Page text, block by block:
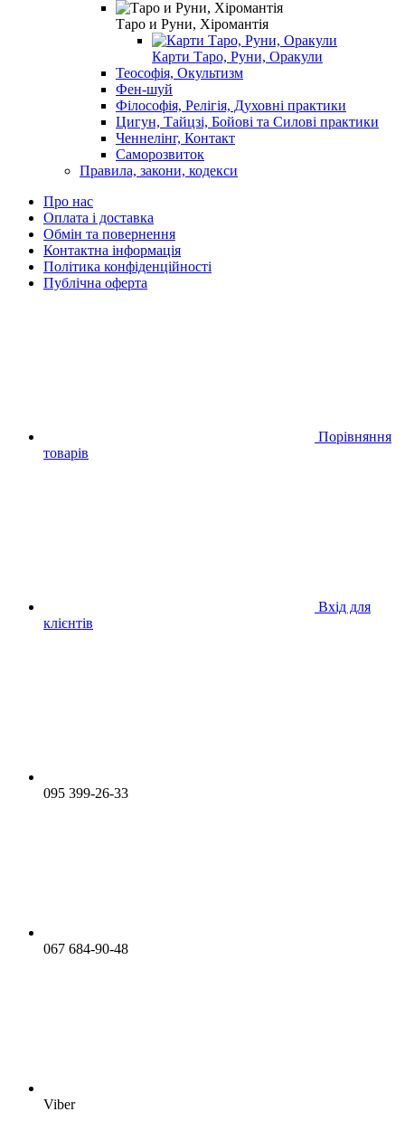
Таро и Руни, Хіромантія
Карти Таро, Руни, Оракули
Теософія, Окультизм
Фен-шуй
Філософія, Релігія, Духовні практики
Цигун, Тайцзі, Бойові та Силові практики
Ченнелінг, Контакт
Саморозвиток
Правила, закони, кодекси
Про нас
Оплата і доставка
Обмін та повернення
Контактна інформація
Політика конфіденційності
Публічна оферта
Порівняння
товарів
Вхід для
клієнтів
095 399-26-33
067 684-90-48
Viber